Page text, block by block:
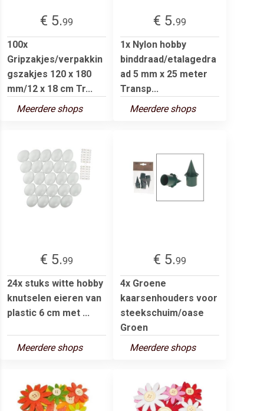
€ 5.99
100x
Gripzakjes/verpakkin
gszakjes 120 x 180
mm/12 x 18 cm Tr...
Meerdere shops
€ 5.99
1x Nylon hobby
binddraad/etalagedra
ad 5 mm x 25 meter
Transp...
Meerdere shops
€ 5.99
24x stuks witte hobby
knutselen eieren van
plastic 6 cm met ...
Meerdere shops
€ 5.99
4x Groene
kaarsenhouders voor
steekschuim/oase
Groen
Meerdere shops